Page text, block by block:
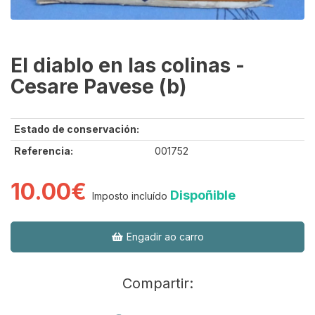
El diablo en las colinas -
Cesare Pavese (b)
Estado de conservación:
Referencia:
001752
10.00€ Imposto incluído Dispoñible
Engadir ao carro
Compartir: